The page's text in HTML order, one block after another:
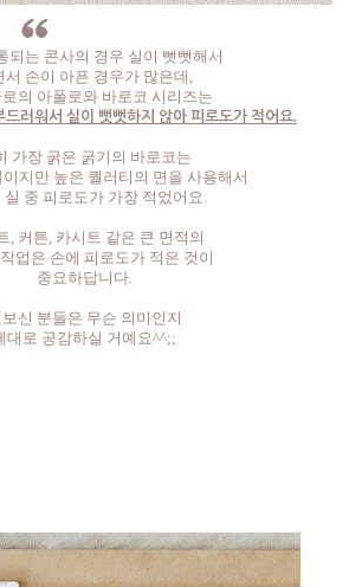
되는 콘사의 경우 실이 뻣뻣해서
서 손이 아픈 경우가 많은데,
의 아폴로와 바로코 시리즈는
러워서 실이 뻣뻣하지 않아 피로도가 적어요.
가장 굵은 굵기의 바로코는
지만 높은 퀄러티의 면을 사용해서
실 중 피로도가 가장 적었어요.
, 커튼, 카시트 같은 큰 면적의
업은 손에 피로도가 적은 것이
중요하답니다.
보신 분들은 무슨 의미인지
대로 공감하실 거예요^^;;